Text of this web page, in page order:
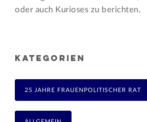
oder auch Kurioses zu berichten.
KATEGORIEN
25 JAHRE FRAUENPOLITISCHER RAT